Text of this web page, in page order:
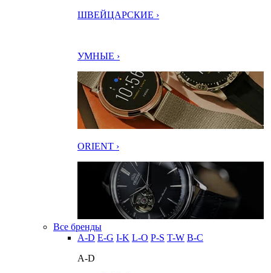
ШВЕЙЦАРСКИЕ ›
УМНЫЕ ›
ORIENT ›
Все бренды
A-D E-G I-K L-O P-S T-W В-С
A-D